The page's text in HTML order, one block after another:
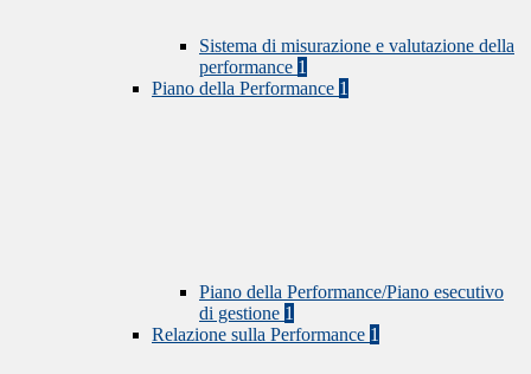
Sistema di misurazione e valutazione della
performance 1
Piano della Performance 1
Piano della Performance/Piano esecutivo
di gestione 1
Relazione sulla Performance 1